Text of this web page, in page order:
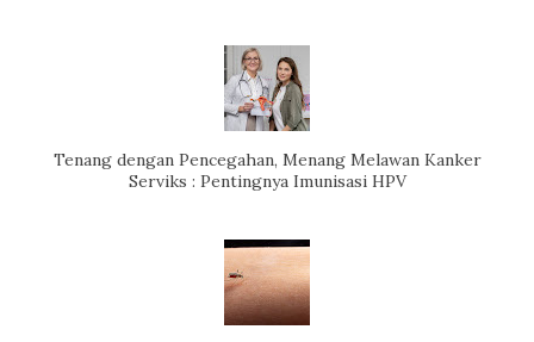
Tenang dengan Pencegahan, Menang Melawan Kanker
Serviks : Pentingnya Imunisasi HPV